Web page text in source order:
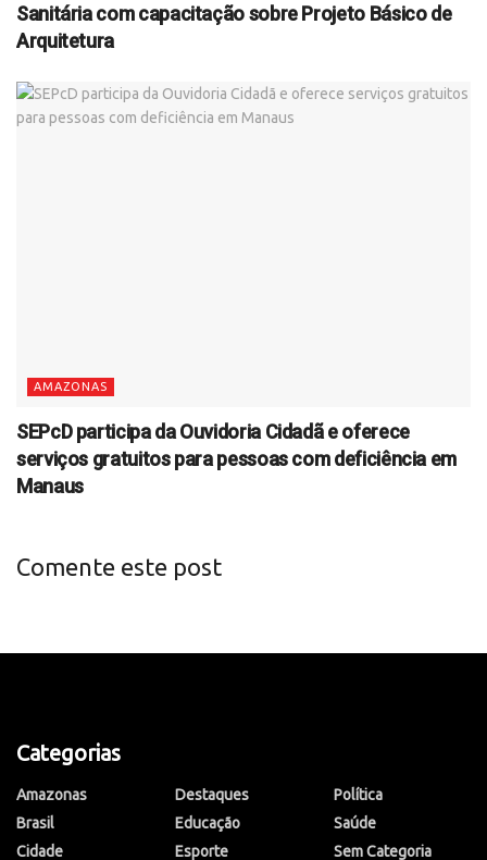
Sanitária com capacitação sobre Projeto Básico de
Arquitetura
AMAZONAS
SEPcD participa da Ouvidoria Cidadã e oferece
serviços gratuitos para pessoas com deficiência em
Manaus
Comente este post
Categorias
Amazonas
Brasil
Cidade
Destaques
Educação
Esporte
Política
Saúde
Sem Categoria